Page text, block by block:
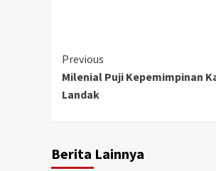
Continue
Reading
Previous
Milenial Puji Kepemimpinan
Landak
Berita Lainnya